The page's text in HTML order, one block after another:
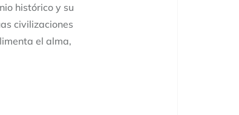
histórico y su
civilizaciones
el alma,